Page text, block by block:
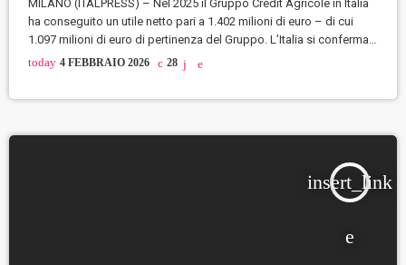
MILANO (ITALPRESS) – Nel 2025 il Gruppo Crèdit Agricole in Italia
ha conseguito un utile netto pari a 1.402 milioni di euro – di cui
1.097 milioni di euro di pertinenza del Gruppo. L’Italia si conferma
così come secondo mercato domestico del Gruppo Crèdit
Agricole, con un contributo che rappresenta il 14% degli utili
today 4 FEBBRAIO 2026 28
insert_link